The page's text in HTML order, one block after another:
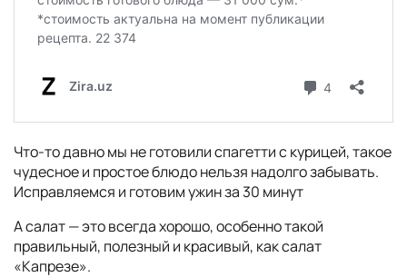
Что-то давно мы не готовили спагетти с курицей, такое
чудесное и простое блюдо нельзя надолго забывать.
Исправляемся и готовим ужин за 30 минут
А салат — это всегда хорошо, особенно такой
правильный, полезный и красивый, как салат
«Капрезе».